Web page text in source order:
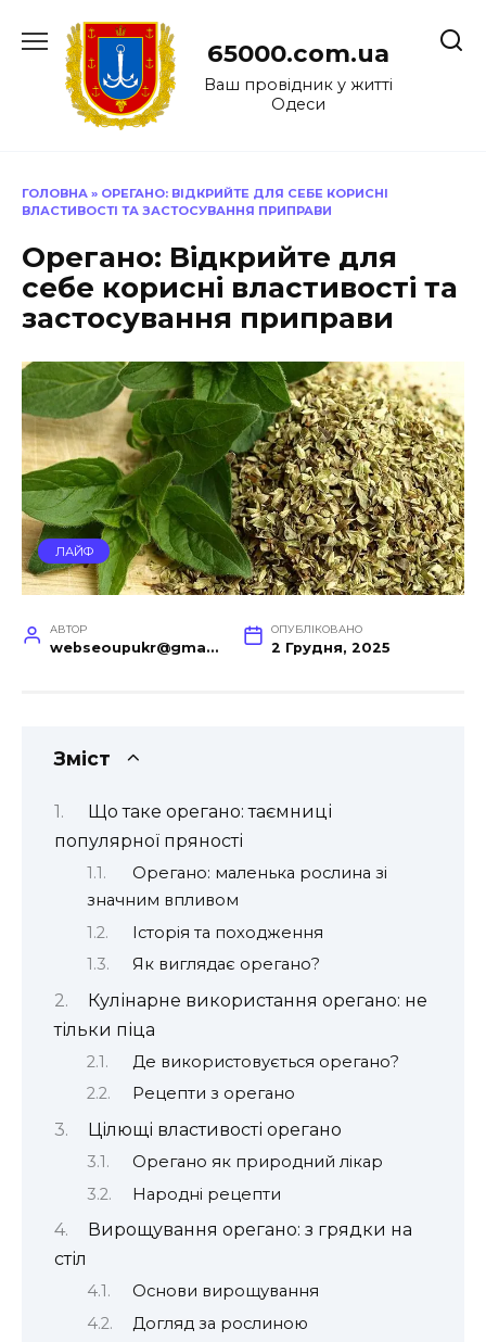
до
65000.com.ua
Ваш провідник у житті
Одеси
ГОЛОВНА » ОРЕГАНО: ВІДКРИЙТЕ ДЛЯ СЕБЕ КОРИСНІ
ВЛАСТИВОСТІ ТА ЗАСТОСУВАННЯ ПРИПРАВИ
Орегано: Відкрийте для
себе корисні властивості та
застосування приправи
ЛАЙФ
АВТОР
webseoupukr@gmail.com
ОПУБЛІКОВАНО
2 Грудня, 2025
Зміст
Що таке орегано: таємниці
популярної пряності
Орегано: маленька рослина зі
значним впливом
Історія та походження
Як виглядає орегано?
Кулінарне використання орегано: не
тільки піца
Де використовується орегано?
Рецепти з орегано
Цілющі властивості орегано
Орегано як природний лікар
Народні рецепти
Вирощування орегано: з грядки на
стіл
Основи вирощування
Догляд за рослиною